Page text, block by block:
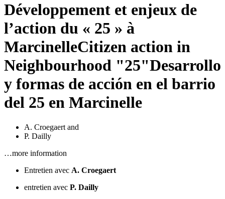
Développement et enjeux de
l’action du « 25 » à
MarcinelleCitizen action in
Neighbourhood "25"Desarrollo
y formas de acción en el barrio
del 25 en Marcinelle
A. Croegaert and
P. Dailly
…more information
Entretien avec A. Croegaert
entretien avec P. Dailly